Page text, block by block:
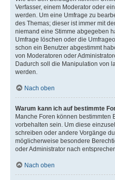
Verfasser, einem Moderator oder
werden. Um eine Umfrage zu
des Themas; dieser ist immer mit
niemand eine Stimme abgegeben
Umfrage löschen oder die
schon ein Benutzer abgestimmt
von Moderatoren oder
Dadurch soll die Manipulation von
werden.
Nach oben
Warum kann ich auf bestimmte
Manche Foren können bestimmten
vorbehalten sein. Um diese
schreiben oder andere Vorgänge
möglicherweise besondere
oder Administrator nach
Nach oben